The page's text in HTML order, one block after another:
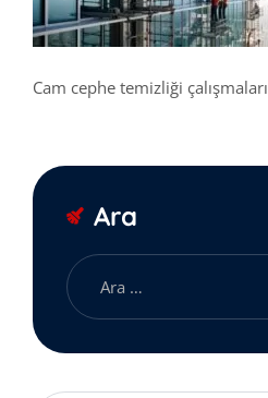
Cam cephe temizliği çalışmaları
Ara